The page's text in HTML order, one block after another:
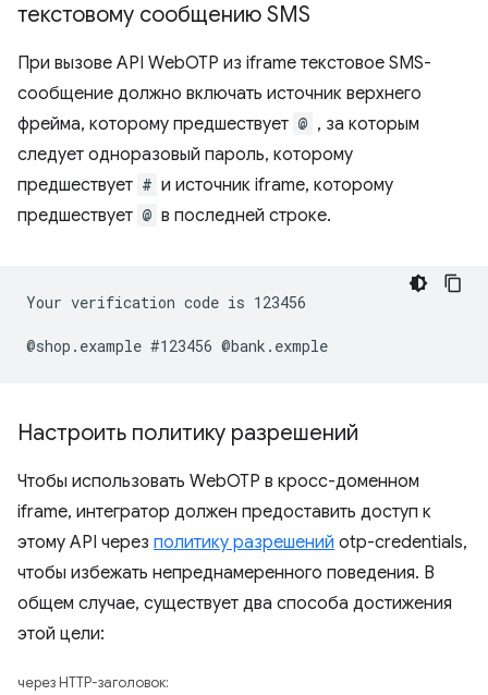
текстовому сообщению SMS
При вызове API WebOTP из iframe текстовое SMS-
сообщение должно включать источник верхнего
фрейма, которому предшествует @ , за которым
следует одноразовый пароль, которому
предшествует # и источник iframe, которому
предшествует @ в последней строке.
Your verification code is 123456
Настроить политику разрешений
Чтобы использовать WebOTP в кросс-доменном
iframe, интегратор должен предоставить доступ к
этому API через политику разрешений otp-credentials,
чтобы избежать непреднамеренного поведения. В
общем случае, существует два способа достижения
этой цели:
через HTTP-заголовок: